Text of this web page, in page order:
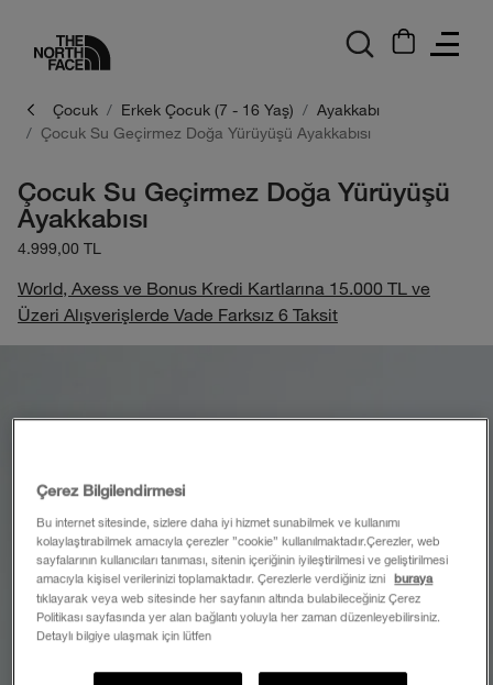
Çocuk Erkek Çocuk (7 - 16 Yaş)
Ayakkabı
Çocuk Su Geçirmez Doğa Yürüyüşü Ayakkabısı
Çocuk Su Geçirmez Doğa Yürüyüşü
Ayakkabısı
4.999,00 TL
World, Axess ve Bonus Kredi Kartlarına 15.000 TL ve
Üzeri Alışverişlerde Vade Farksız 6 Taksit
Çerez Bilgilendirmesi
Bu internet sitesinde, sizlere daha iyi hizmet sunabilmek ve kullanımı
kolaylaştırabilmek amacıyla çerezler ”cookie” kullanılmaktadır.Çerezler, web
sayfalarının kullanıcıları tanıması, sitenin içeriğinin iyileştirilmesi ve geliştirilmesi
amacıyla kişisel verilerinizi toplamaktadır. Çerezlerle verdiğiniz izni
buraya
tıklayarak veya web sitesinde her sayfanın altında bulabileceğiniz Çerez
Politikası sayfasında yer alan bağlantı yoluyla her zaman düzenleyebilirsiniz.
Detaylı bilgiye ulaşmak için lütfen